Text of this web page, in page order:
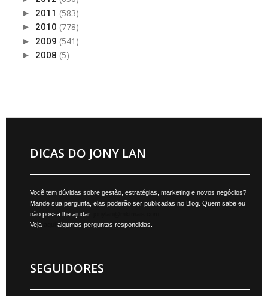
► 2011 (583)
► 2010 (778)
► 2009 (541)
► 2008 (5)
DICAS DO JONY LAN
Você tem dúvidas sobre gestão, estratégias, marketing e novos negócios?
Mande sua pergunta, elas poderão ser publicadas no Blog. Quem sabe eu
não possa lhe ajudar.
Veja
algumas perguntas respondidas.
SEGUIDORES